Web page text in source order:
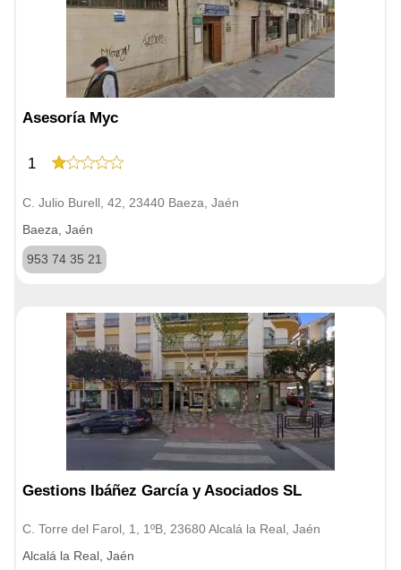
Asesoría Myc
1
C. Julio Burell, 42, 23440 Baeza, Jaén
Baeza, Jaén
953 74 35 21
Gestions Ibáñez García y Asociados SL
C. Torre del Farol, 1, 1ºB, 23680 Alcalá la Real, Jaén
Alcalá la Real, Jaén